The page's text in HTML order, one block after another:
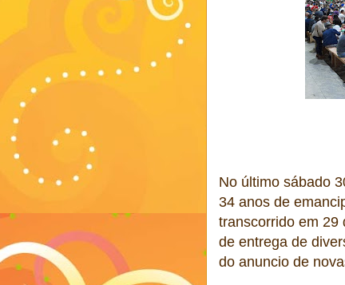
No último sábado
34 anos de
transcorrido em 29
de entrega de
do anuncio de